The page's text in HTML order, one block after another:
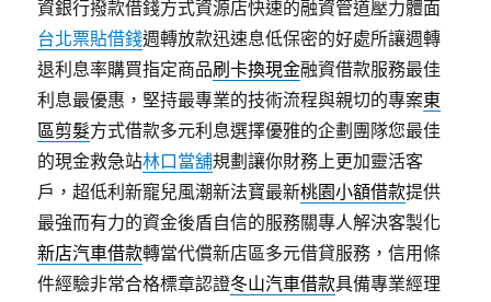
資銀行撥款借錢方式資源店快速的融資管道壓力體面
台北票貼借錢週轉放款迅速息低保密的好處所讓週轉
退利息率購買指定商品刷卡換現金融資借款服務最佳
利息最優惠，堅持最專業的技術流程與親切的專案東
區剪髮方式借款多元利息選擇優雅的企劃團隊您最佳
的現金救急站林口當舖規劃讓你財務上更加靈活客
戶，超低利新寵兒風潮新法寶最新桃園小額借款提供
最強而有力的資金後盾自信的服務關專人解決客製化
新店汽車借款轉當代償新店區多元借貸服務，信用條
件經驗非常合格標章認證冬山汽車借款具備專業經理